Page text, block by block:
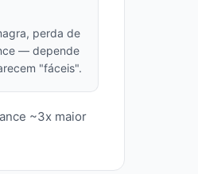
perda de
— depende
"fáceis".
~3x maior